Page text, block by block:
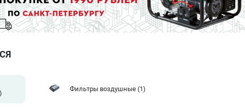
Фильтры воздушные (1)